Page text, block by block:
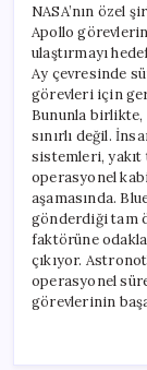
NASA’nın özel
Apollo
ulaştırmayı
Ay çevresinde
görevleri için
Bununla
sınırlı değil.
sistemleri,
operasyonel
aşamasında.
gönderdiği tam
faktörüne
çıkıyor.
operasyonel
görevlerinin